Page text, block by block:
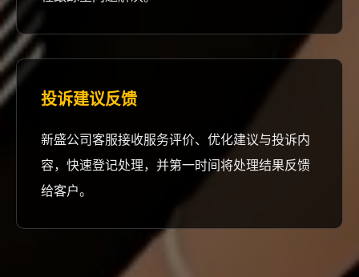
投诉建议反馈
新盛公司客服接收服务评价、优化建议与投诉内
容，快速登记处理，并第一时间将处理结果反馈
给客户。